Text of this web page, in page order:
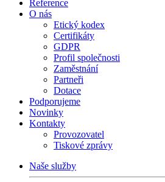
Reference
O nás
Etický kodex
Certifikáty
GDPR
Profil společnosti
Zaměstnání
Partneři
Dotace
Podporujeme
Novinky
Kontakty
Provozovatel
Tiskové zprávy
Naše služby